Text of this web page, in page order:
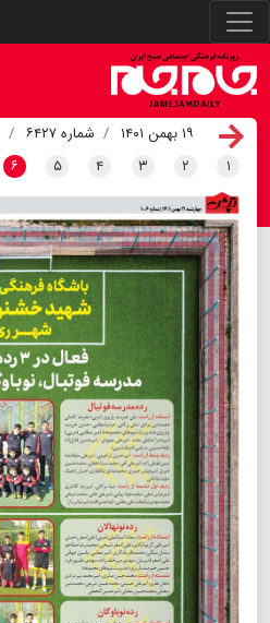
۱۹ بهمن ۱۴۰۱ شماره ۶۴۲۷
۱
۲ ۳ ۴ ۵ ۶